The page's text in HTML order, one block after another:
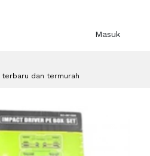
Masuk
terbaru dan termurah